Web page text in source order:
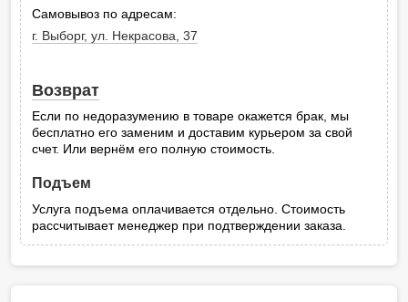
Самовывоз по адресам:
г. Выборг, ул. Некрасова, 37
Возврат
Если по недоразумению в товаре окажется брак, мы
бесплатно его заменим и доставим курьером за свой
счет. Или вернём его полную стоимость.
Подъем
Услуга подъема оплачивается отдельно. Стоимость
рассчитывает менеджер при подтверждении заказа.